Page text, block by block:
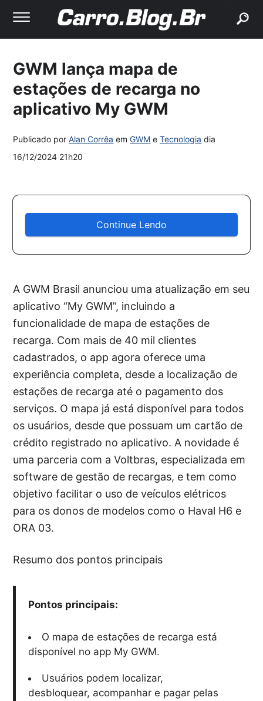
GWM lança mapa de
estações de recarga no
aplicativo My GWM
Publicado porAlan Corrêa emGWM eTecnologia dia
16/12/2024 21h20
Continue Lendo
A GWM Brasil anunciou uma atualização em seu
aplicativo “My GWM”, incluindo a
funcionalidade de mapa de estações de
recarga. Com mais de 40 mil clientes
cadastrados, o app agora oferece uma
experiência completa, desde a localização de
estações de recarga até o pagamento dos
serviços. O mapa já está disponível para todos
os usuários, desde que possuam um cartão de
crédito registrado no aplicativo. A novidade é
uma parceria com a Voltbras, especializada em
software de gestão de recargas, e tem como
objetivo facilitar o uso de veículos elétricos
para os donos de modelos como o Haval H6 e
ORA 03.
Resumo dos pontos principais
Pontos principais:
O mapa de estações de recarga está
disponível no app My GWM.
Usuários podem localizar,
desbloquear, acompanhar e pagar pelas